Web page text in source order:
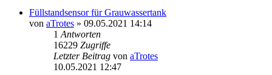
Füllstandsensor für Grauwassertank
von aTrotes » 09.05.2021 14:14
1 Antworten
16229 Zugriffe
Letzter Beitrag von aTrotes
10.05.2021 12:47